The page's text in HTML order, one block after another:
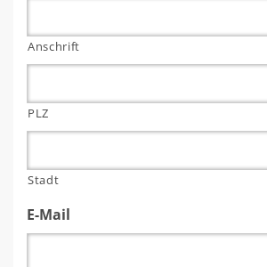
Anschrift
PLZ
Stadt
E-Mail